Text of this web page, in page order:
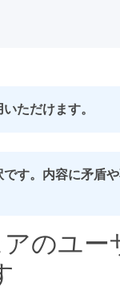
ただけます。
す。内容に矛盾
のユ